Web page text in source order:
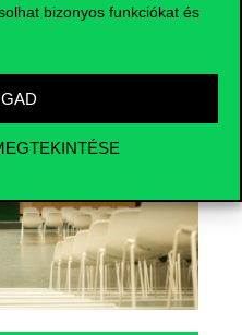
bizonyos funkciókat és